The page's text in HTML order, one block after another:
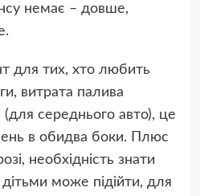
немає – довше,
для тих, хто любить
витрата палива
(для середнього авто), це
в обидва боки. Плюс
необхідність знати
може підійти, для